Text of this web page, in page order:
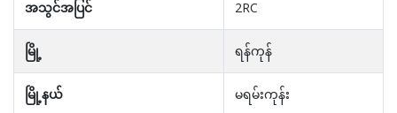
အသွင်အပြင် 2RC
မြို့ ရန်ကုန်
မြို့နယ် မရမ်းကုန်း